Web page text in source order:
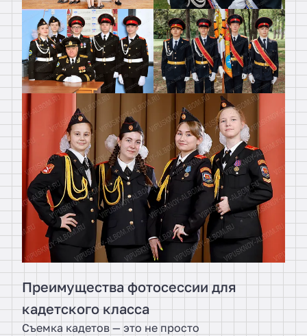
Преимущества фотосессии для
кадетского класса
Съемка кадетов — это не просто